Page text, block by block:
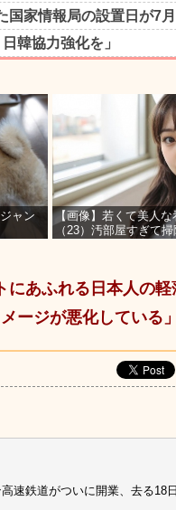
ャン
【画像】若くて美人な
（23）汚部屋すぎて
にあふれる日本人の軽
ージが悪化している」
速鉄道がついに開業、去る18